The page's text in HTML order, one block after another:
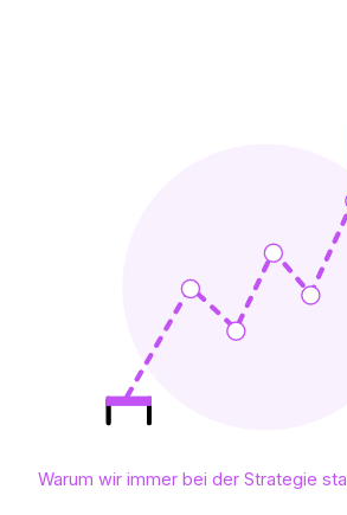
Warum wir immer bei der Strategie